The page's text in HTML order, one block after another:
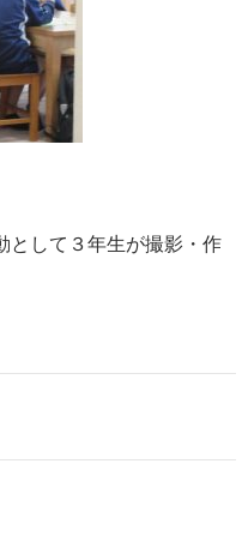
して３年生が撮影・作